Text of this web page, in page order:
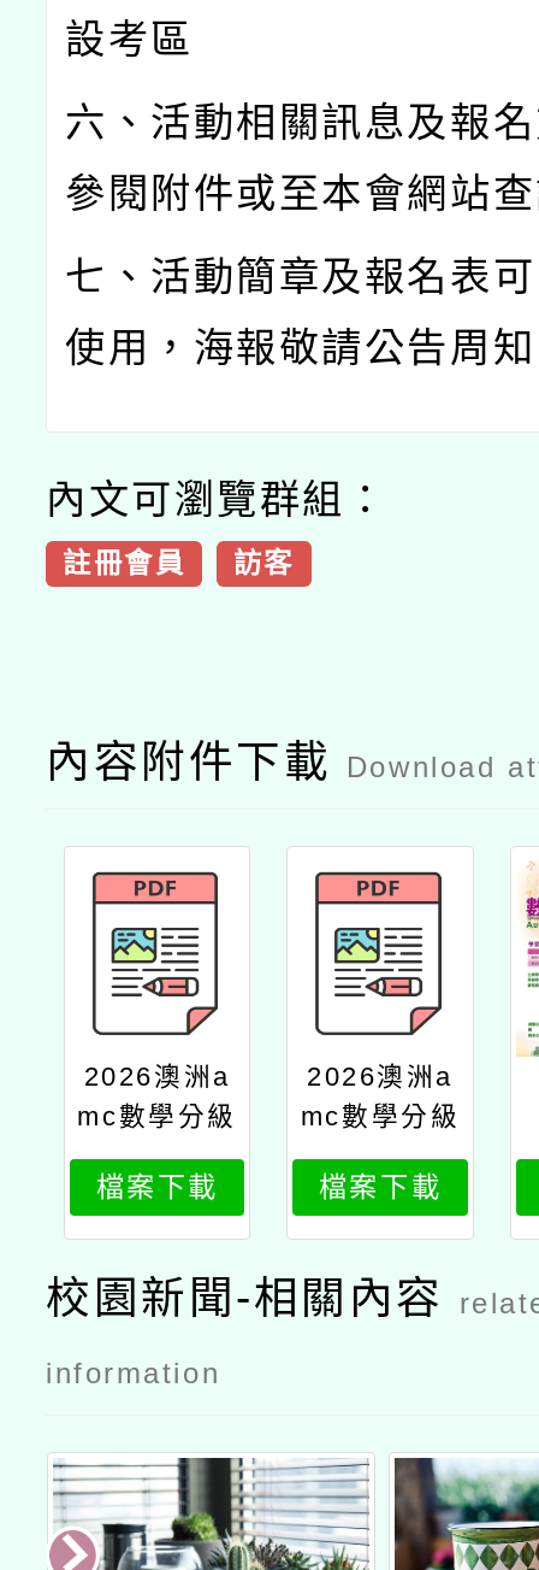
設考區
六、活動相關訊息及報
參閱附件或至本會網站
七、活動簡章及報名表
使用，海報敬請公告周
內文可瀏覽群組：
註冊會員 訪客
內容附件下載 Download
2026澳洲a
mc數學分級
能力測驗公
文
檔案下載
2026澳洲a
mc數學分級
能力測驗活
動簡章
檔案下載
校園新聞-相關內容
information